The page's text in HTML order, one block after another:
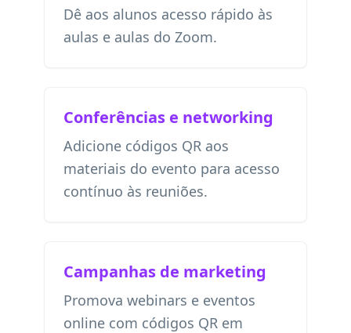
Dê aos alunos acesso rápido às
aulas e aulas do Zoom.
Conferências e networking
Adicione códigos QR aos
materiais do evento para acesso
contínuo às reuniões.
Campanhas de marketing
Promova webinars e eventos
online com códigos QR em